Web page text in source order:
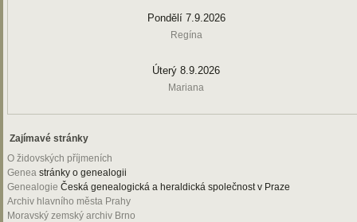
Pondělí 7.9.2026
Regína
Úterý 8.9.2026
Mariana
Zajímavé stránky
O židovských příjmeních
Genea stránky o genealogii
Genealogie Česká genealogická a heraldická společnost v Praze
Archiv hlavního města Prahy
Moravský zemský archiv Brno